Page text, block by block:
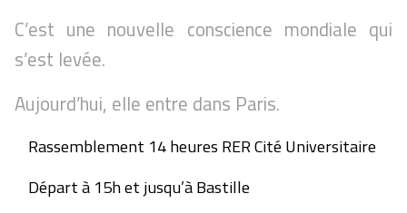
C’est une nouvelle conscience mondiale qui
s’est levée.
Aujourd’hui, elle entre dans Paris.
Rassemblement 14 heures RER Cité Universitaire
Départ à 15h et jusqu’à Bastille